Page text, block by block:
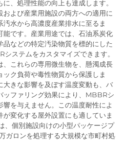
、処理性能の向上も達成します。
よび産業用施設の両方への適用に
水から高濃度産業排水に至るま
能です。産業用途では、石油系炭化
などの特定汚染物質を標的にした
ステムをカスタマイズできます。
これらの専用微生物を、懸濁成長
ク負荷や毒性物質から保護しま
きな影響を及ぼす温度変動も、バ
ッファリング効果により、MBBRシ
を与えません。この温度耐性によ
が変化する屋外設置にも適していま
、個別施設向けの小型パッケージプ
ガロンを処理する大規模な市町村処